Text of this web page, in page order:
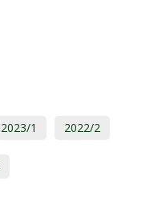
2023/1 2022/2